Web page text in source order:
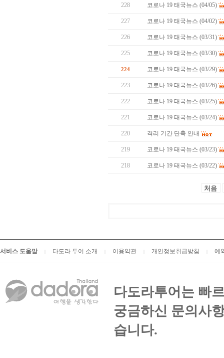
228 코로나 19 태국뉴스 (04/05)
227 코로나 19 태국뉴스 (04/02)
226 코로나 19 태국뉴스 (03/31)
225 코로나 19 태국뉴스 (03/30)
224 코로나 19 태국뉴스 (03/29)
223 코로나 19 태국뉴스 (03/26)
222 코로나 19 태국뉴스 (03/25)
221 코로나 19 태국뉴스 (03/24)
220 격리 기간 단축 안내
219 코로나 19 태국뉴스 (03/23)
218 코로나 19 태국뉴스 (03/22)
처음
서비스 도움말 다도라 투어 소개 이용약관 개인정보취급방침 예
다도라투어는 빠
궁금하신 문의사
습니다.